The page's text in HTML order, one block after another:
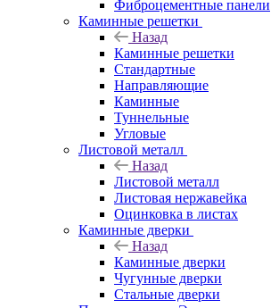
Фиброцементные панели
Каминные решетки
Назад
Каминные решетки
Стандартные
Направляющие
Каминные
Туннельные
Угловые
Листовой металл
Назад
Листовой металл
Листовая нержавейка
Оцинковка в листах
Каминные дверки
Назад
Каминные дверки
Чугунные дверки
Стальные дверки